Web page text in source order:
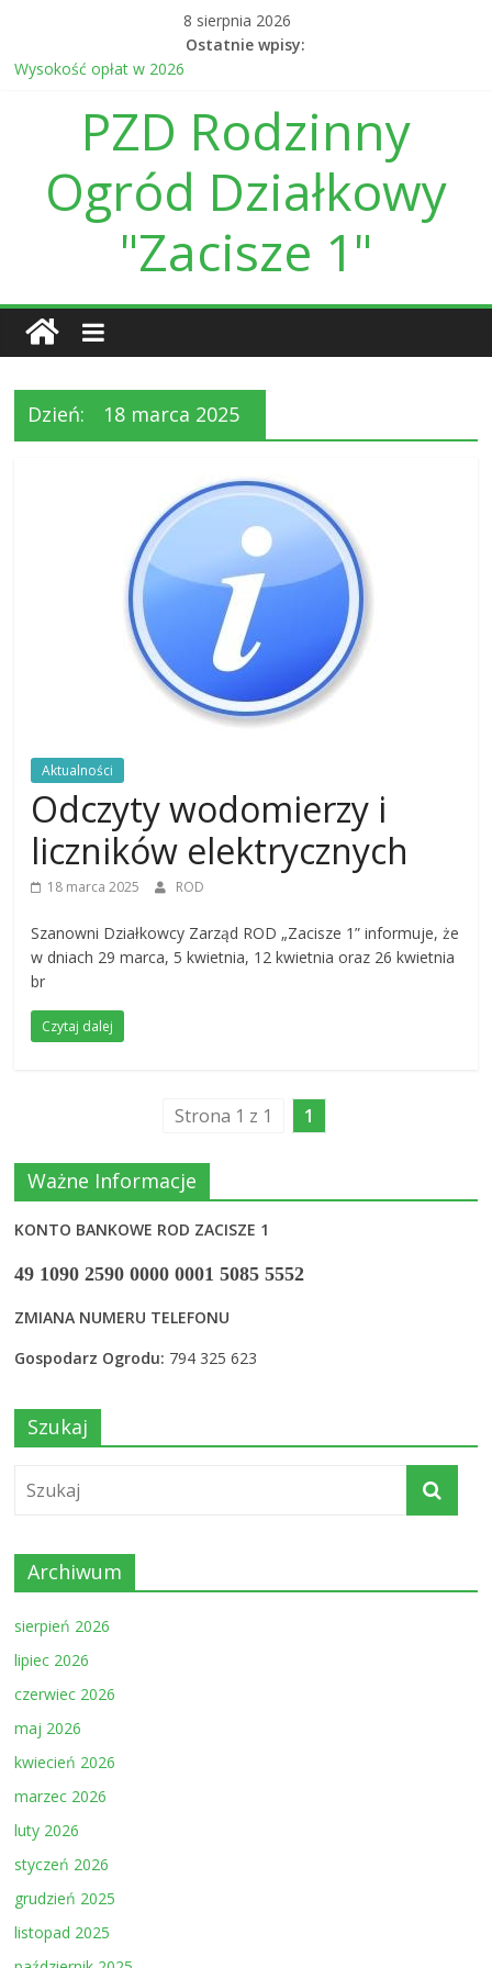
content
8 sierpnia 2026
Ostatnie wpisy:
Wysokość opłat w 2026
energetycznej
Daty otwarcia bramy w sierpniu i wrześniu br.
Informacja finansowa dot. prowadzenia ROD Zacisze I w
Kielcach za 2025 r.
Daty otwarcia bramy wjazdowej w czerwcu i lipcu
PZD Rodzinny
Ogród Działkowy
"Zacisze 1"
Dzień: 18 marca 2025
Aktualności
Odczyty wodomierzy i
liczników elektrycznych
18 marca 2025 ROD
Szanowni Działkowcy Zarząd ROD „Zacisze 1” informuje, że
w dniach 29 marca, 5 kwietnia, 12 kwietnia oraz 26 kwietnia
br
Czytaj dalej
Strona 1 z 1 1
Ważne Informacje
KONTO BANKOWE ROD ZACISZE 1
49 1090 2590 0000 0001 5085 5552
ZMIANA NUMERU TELEFONU
Gospodarz Ogrodu: 794 325 623
Szukaj
Archiwum
sierpień 2026
lipiec 2026
czerwiec 2026
maj 2026
kwiecień 2026
marzec 2026
luty 2026
styczeń 2026
grudzień 2025
listopad 2025